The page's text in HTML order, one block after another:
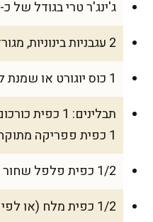
ג'ינג'ר טרי בגודל של כ-2 ס"מ, כתוש
2 עגבניות בינוניות, מגורדות
1 כוס יוגורט או שמנת לשימוש בבישול
1 כפית פפריקה מתוקה, 1/4 כפית קינמון
1/2 כפית פלפל שחור גרוס
1/2 כפית מלח (או לפי הטעם)